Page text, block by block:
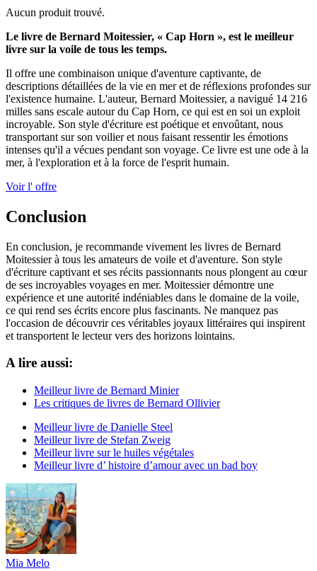
Aucun produit trouvé.
Le livre de Bernard Moitessier, « Cap Horn », est le meilleur
livre sur la voile de tous les temps.
Il offre une combinaison unique d'aventure captivante, de
descriptions détaillées de la vie en mer et de réflexions profondes sur
l'existence humaine. L'auteur, Bernard Moitessier, a navigué 14 216
milles sans escale autour du Cap Horn, ce qui est en soi un exploit
incroyable. Son style d'écriture est poétique et envoûtant, nous
transportant sur son voilier et nous faisant ressentir les émotions
intenses qu'il a vécues pendant son voyage. Ce livre est une ode à la
mer, à l'exploration et à la force de l'esprit humain.
Voir l' offre
Conclusion
En conclusion, je recommande vivement les livres de Bernard
Moitessier à tous les amateurs de voile et d'aventure. Son style
d'écriture captivant et ses récits passionnants nous plongent au cœur
de ses incroyables voyages en mer. Moitessier démontre une
expérience et une autorité indéniables dans le domaine de la voile,
ce qui rend ses écrits encore plus fascinants. Ne manquez pas
l'occasion de découvrir ces véritables joyaux littéraires qui inspirent
et transportent le lecteur vers des horizons lointains.
A lire aussi:
Meilleur livre de Bernard Minier
Les critiques de livres de Bernard Ollivier
Meilleur livre de Danielle Steel
Meilleur livre de Stefan Zweig
Meilleur livre sur le huiles végétales
Meilleur livre d’ histoire d’amour avec un bad boy
Mia Melo